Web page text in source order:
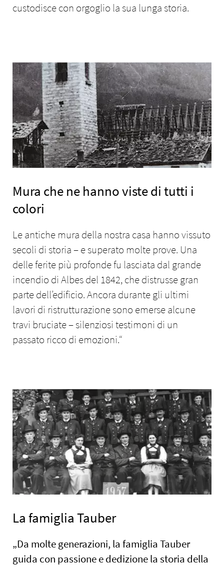
custodisce con orgoglio la sua lunga storia.
Mura che ne hanno viste di tutti i
colori
Le antiche mura della nostra casa hanno vissuto
secoli di storia – e superato molte prove. Una
delle ferite più profonde fu lasciata dal grande
incendio di Albes del 1842, che distrusse gran
parte dell’edificio. Ancora durante gli ultimi
lavori di ristrutturazione sono emerse alcune
travi bruciate – silenziosi testimoni di un
passato ricco di emozioni.“
La famiglia Tauber
„Da molte generazioni, la famiglia Tauber
guida con passione e dedizione la storia della